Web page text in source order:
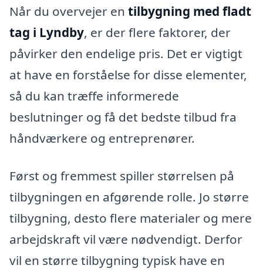
Når du overvejer en tilbygning med fladt
tag i Lyndby, er der flere faktorer, der
påvirker den endelige pris. Det er vigtigt
at have en forståelse for disse elementer,
så du kan træffe informerede
beslutninger og få det bedste tilbud fra
håndværkere og entreprenører.
Først og fremmest spiller størrelsen på
tilbygningen en afgørende rolle. Jo større
tilbygning, desto flere materialer og mere
arbejdskraft vil være nødvendigt. Derfor
vil en større tilbygning typisk have en